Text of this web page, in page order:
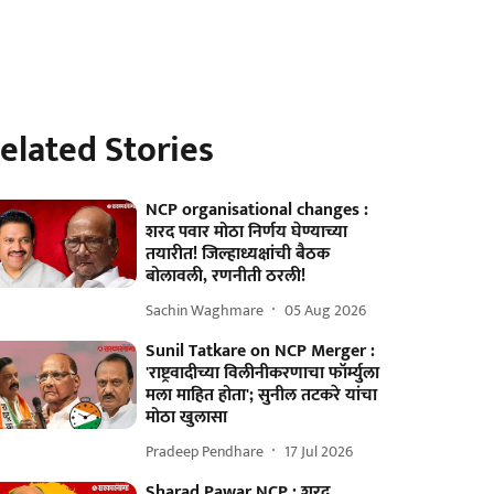
Stories
NCP organisational changes :
शरद पवार मोठा निर्णय घेण्याच्या
तयारीत! जिल्हाध्यक्षांची बैठक
बोलावली, रणनीती ठरली!
Sachin Waghmare 05 Aug 2026
Sunil Tatkare on NCP Merger :
'राष्ट्रवादीच्या विलीनीकरणाचा फॉर्म्युला
मला माहित होता'; सुनील तटकरे यांचा
मोठा खुलासा
Pradeep Pendhare 17 Jul 2026